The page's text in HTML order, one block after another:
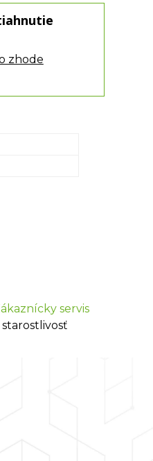
zhode
servis
starostlivosť